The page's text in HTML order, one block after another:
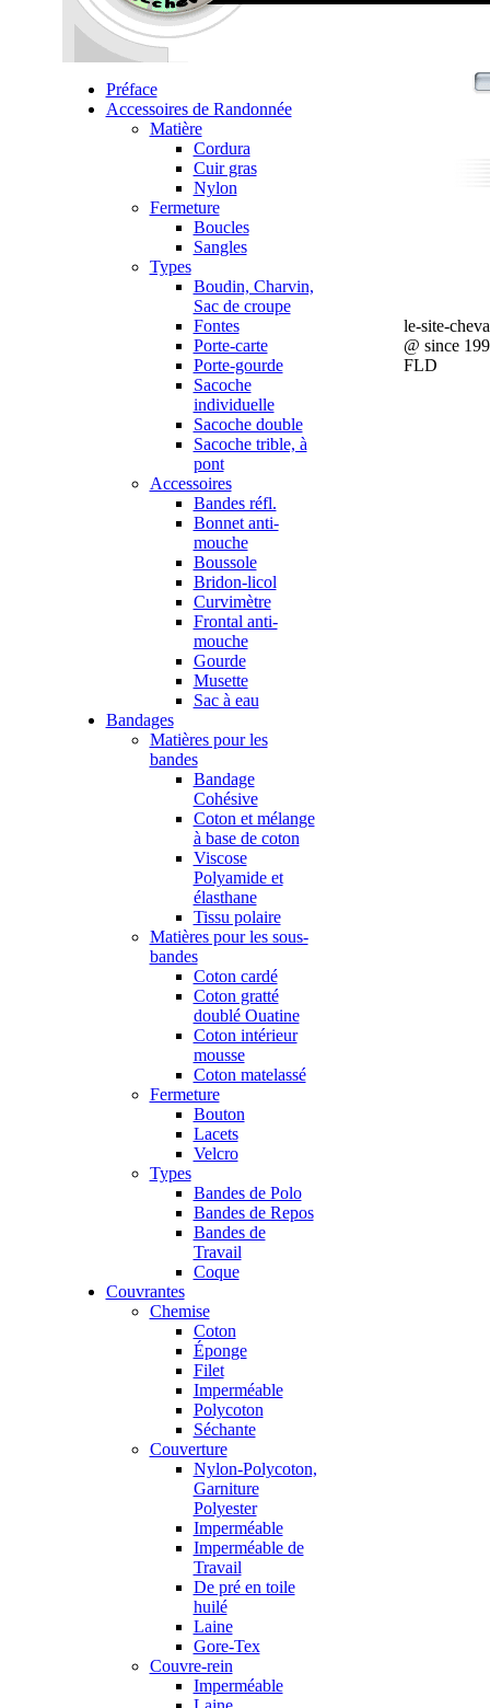
Préface
Accessoires de Randonnée
Matière
Cordura
Cuir gras
Nylon
Fermeture
Boucles
Sangles
Types
Boudin, Charvin,
Sac de croupe
Fontes
Porte-carte
Porte-gourde
Sacoche
individuelle
Sacoche double
Sacoche trible, à
pont
Accessoires
Bandes réfl.
Bonnet anti-
mouche
Boussole
Bridon-licol
Curvimètre
Frontal anti-
mouche
Gourde
Musette
Sac à eau
Bandages
Matières pour les
bandes
Bandage
Cohésive
Coton et mélange
à base de coton
Viscose
Polyamide et
élasthane
Tissu polaire
Matières pour les sous-
bandes
Coton cardé
Coton gratté
doublé Ouatine
Coton intérieur
mousse
Coton matelassé
Fermeture
Bouton
Lacets
Velcro
Types
Bandes de Polo
Bandes de Repos
Bandes de
Travail
Coque
Couvrantes
Chemise
Coton
Éponge
Filet
Imperméable
Polycoton
Séchante
Couverture
Nylon-Polycoton,
Garniture
Polyester
Imperméable
Imperméable de
Travail
De pré en toile
huilé
Laine
Gore-Tex
Couvre-rein
Imperméable
le-site-
@ since
FLD